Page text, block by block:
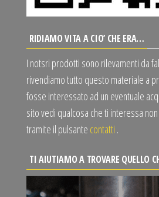
RIDIAMO VITA A CIO’ CHE ERA…
I notsri prodotti sono rilevamenti da
rivendiamo tutto questo materiale a
fosse interessato ad un eventuale
sito vedi qualcosa che ti interessa
tramite il pulsante contatti .
TI AIUTIAMO A TROVARE QUELLO